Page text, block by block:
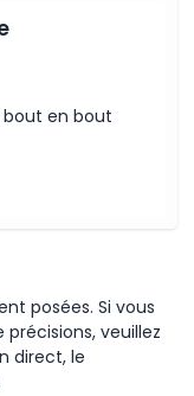
en bout
posées. Si vous
veuillez
direct, le